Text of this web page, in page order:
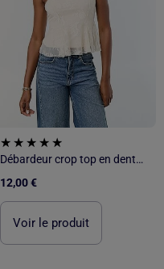
Débardeur crop top en dentelle
12,00 €
Voir le produit